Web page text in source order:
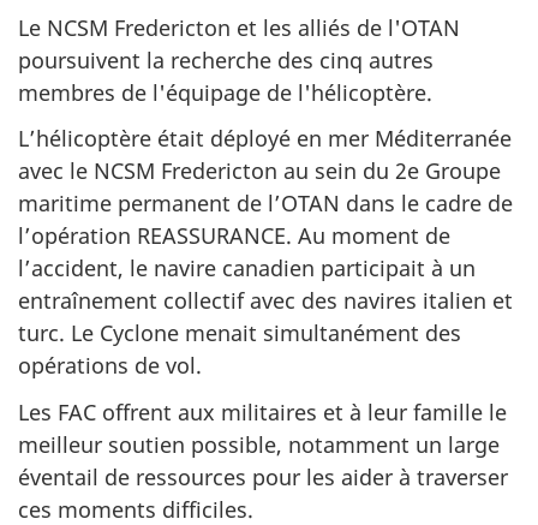
Le NCSM Fredericton et les alliés de l'OTAN
poursuivent la recherche des cinq autres
membres de l'équipage de l'hélicoptère.
L’hélicoptère était déployé en mer Méditerranée
avec le NCSM Fredericton au sein du 2e Groupe
maritime permanent de l’OTAN dans le cadre de
l’opération REASSURANCE. Au moment de
l’accident, le navire canadien participait à un
entraînement collectif avec des navires italien et
turc. Le Cyclone menait simultanément des
opérations de vol.
Les FAC offrent aux militaires et à leur famille le
meilleur soutien possible, notamment un large
éventail de ressources pour les aider à traverser
ces moments difficiles.